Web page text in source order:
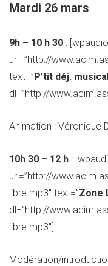
Mardi 26 mars
9h – 10 h 30 : [wpaudio
url=”http://
text=”P’tit déj.
dl=”http://
Animation : Véronique
10h 30 – 12 h :
url=”http://
libre.mp3″ text=”Zone
dl=”http://
libre.mp3″]
Modération/